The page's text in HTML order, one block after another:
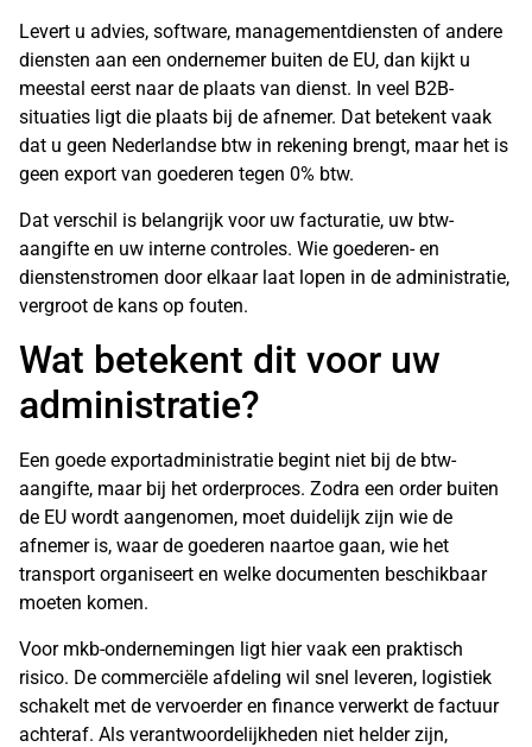
Levert u advies, software, managementdiensten of andere
diensten aan een ondernemer buiten de EU, dan kijkt u
meestal eerst naar de plaats van dienst. In veel B2B-
situaties ligt die plaats bij de afnemer. Dat betekent vaak
dat u geen Nederlandse btw in rekening brengt, maar het is
geen export van goederen tegen 0% btw.
Dat verschil is belangrijk voor uw facturatie, uw btw-
aangifte en uw interne controles. Wie goederen- en
dienstenstromen door elkaar laat lopen in de administratie,
vergroot de kans op fouten.
Wat betekent dit voor uw
administratie?
Een goede exportadministratie begint niet bij de btw-
aangifte, maar bij het orderproces. Zodra een order buiten
de EU wordt aangenomen, moet duidelijk zijn wie de
afnemer is, waar de goederen naartoe gaan, wie het
transport organiseert en welke documenten beschikbaar
moeten komen.
Voor mkb-ondernemingen ligt hier vaak een praktisch
risico. De commerciële afdeling wil snel leveren, logistiek
schakelt met de vervoerder en finance verwerkt de factuur
achteraf. Als verantwoordelijkheden niet helder zijn,